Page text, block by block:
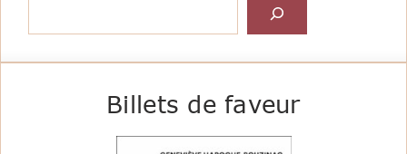
Billets de faveur